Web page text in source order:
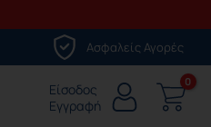
Ασφαλείς Αγορές
Είσοδος
Εγγραφή